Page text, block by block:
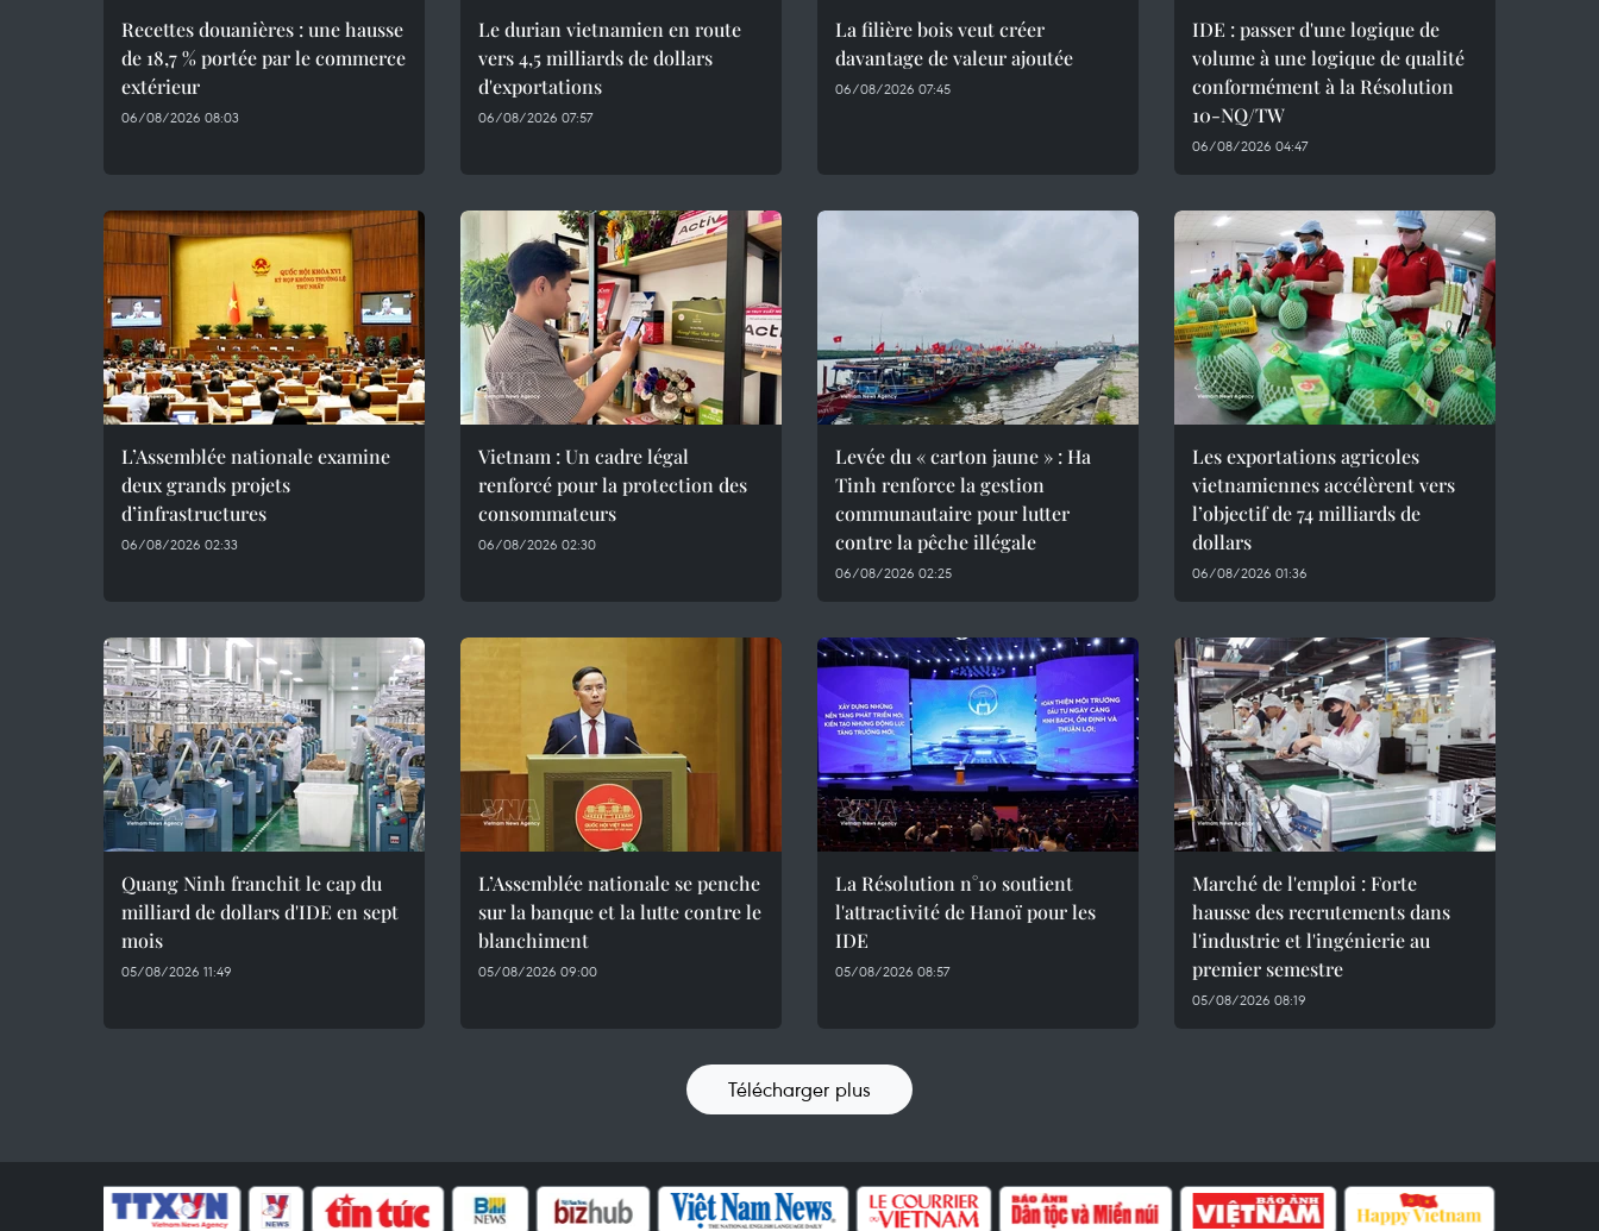
Recettes douanières : une hausse
de 18,7 % portée par le commerce
extérieur
06/08/2026 08:03
Le durian vietnamien en route
vers 4,5 milliards de dollars
d'exportations
06/08/2026 07:57
La filière bois veut créer
davantage de valeur ajoutée
06/08/2026 07:45
IDE : passer d'une logique de
volume à une logique de qualité
conformément à la Résolution
10-NQ/TW
06/08/2026 04:47
L’Assemblée nationale examine
deux grands projets
d’infrastructures
06/08/2026 02:33
Vietnam : Un cadre légal
renforcé pour la protection des
consommateurs
06/08/2026 02:30
Levée du « carton jaune » : Ha
Tinh renforce la gestion
communautaire pour lutter
contre la pêche illégale
06/08/2026 02:25
Les exportations agricoles
vietnamiennes accélèrent vers
l’objectif de 74 milliards de
dollars
06/08/2026 01:36
Quang Ninh franchit le cap du
milliard de dollars d'IDE en sept
mois
05/08/2026 11:49
L’Assemblée nationale se penche
sur la banque et la lutte contre le
blanchiment
05/08/2026 09:00
La Résolution n°10 soutient
l'attractivité de Hanoï pour les
IDE
05/08/2026 08:57
Marché de l'emploi : Forte
hausse des recrutements dans
l'industrie et l'ingénierie au
premier semestre
05/08/2026 08:19
Télécharger plus